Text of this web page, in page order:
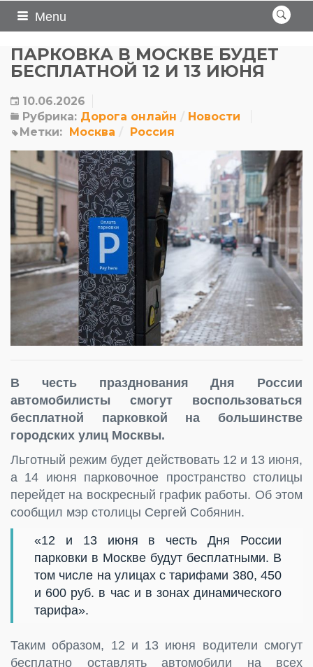
Menu
ПАРКОВКА В МОСКВЕ БУДЕТ
БЕСПЛАТНОЙ 12 И 13 ИЮНЯ
10.06.2026
Рубрика: Дорога онлайн
Новости
Метки: Москва Россия
В честь празднования Дня России
автомобилисты смогут воспользоваться
бесплатной парковкой на большинстве
городских улиц Москвы.
Льготный режим будет действовать 12 и 13 июня,
а 14 июня парковочное пространство столицы
перейдет на воскресный график работы. Об этом
сообщил мэр столицы Сергей Собянин.
«12 и 13 июня в честь Дня России
парковки в Москве будут бесплатными. В
том числе на улицах с тарифами 380, 450
и 600 руб. в час и в зонах динамического
тарифа».
Таким образом, 12 и 13 июня водители смогут
бесплатно оставлять автомобили на всех